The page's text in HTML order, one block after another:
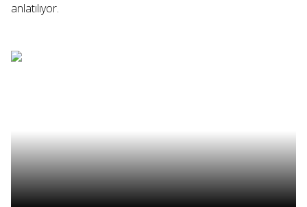
anlatılıyor.